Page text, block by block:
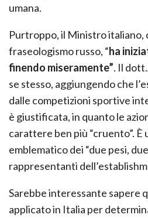
umana.
Purtroppo, il Ministro italiano,
fraseologismo russo, “ha
finendo miseramente”. Il
se stesso, aggiungendo che
dalle competizioni sportive
è giustificata, in quanto le
carattere ben più “cruento”. È
emblematico dei “due pesi,
rappresentanti
Sarebbe interessante sapere
applicato in Italia per